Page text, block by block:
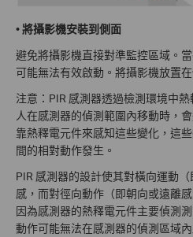
•將攝影機安裝到側面
避免將攝影機直接對準監控區域。
可能無法有效啟動。將攝影機放置
注意：PIR 感測器透過檢測環境中
人在感測器的偵測範圍內移動時，
靠熱釋電元件來感知這些變化，這
間的相對動作發生。
PIR 感測器的設計使其對橫向運動
感，而對徑向動作（即朝向或遠離
因為感測器的熱釋電元件主要偵測
動作可能無法在感測器的偵測區域